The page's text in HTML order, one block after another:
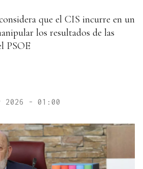
que el CIS incurre en un
los resultados de las
PSOE
2026 - 01:00